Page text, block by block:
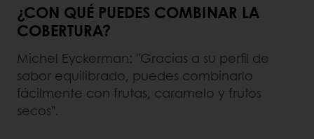
¿CON QUÉ PUEDES COMBINAR LA
COBERTURA?
Michel Eyckerman: "Gracias a su perfil de
sabor equilibrado, puedes combinarlo
fácilmente con frutas, caramelo y frutos
secos".